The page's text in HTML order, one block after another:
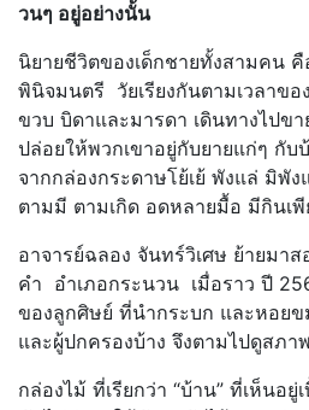
วนๆ อยู่อย่างนั้น
นิยายชีวิตของเด็กชายทั้งสามคน
พินิจมนตรี วัยเรียงกันตามเวลาขอ
ขวบ บิดาและมารดา เดินทางไปขา
ปล่อยให้พวกเขาอยู่กับยายแก่ๆ กับ
จากกล่องกระดาษโย้เย้ พังแล่ มิพั
ตามมี ตามเกิด อดหลายมื้อ มีกินเพี
อาจารย์ฉลอง จันทร์วิเศษ ย้ายมา
คำ อำเภอกระนวน เมื่อราว ปี
ของลูกศิษย์ ที่นำกระบก และหอยข
และผู้ปกครองบ้าง จึงตามไปดูสภ
กล่องไม้ ที่เรียกว่า “บ้าน” ที่เห็นอ